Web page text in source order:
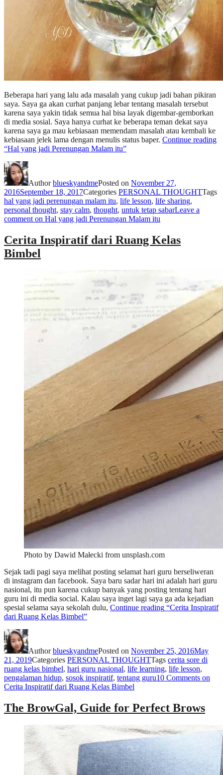
Beberapa hari yang lalu ada masalah yang cukup jadi bahan pikiran
saya. Saya ga akan curhat panjang lebar tentang masalah tersebut
karena saya yakin tidak semua hal bisa layak digembar-gemborkan
di media sosial. Saya hanya curhat ke beberapa teman dekat saya
karena saya ga mau kebiasaan memendam masalah atau kembali ke
kebiasaan jelek lama dengan menulis status baper. Continue reading
“Hal yang jadi Perenungan Malam itu”
AuthorblueskyandmePosted on November 27,
2016September 18, 2017Categories PERSONAL THOUGHTTags
hal yang jadi perenungan malam itu, life lesson, life sharing,
personal thought, stay calm, thought, untuk tetap sabarLeave a
comment on Hal yang jadi Perenungan Malam itu
Cerita Inspiratif dari Ruang Kelas
Bimbel
Photo by Dawid Małecki from unsplash.com
Sejak tadi pagi saya melihat posting selamat hari guru berseliweran
di instagram dan facebook. Saya baru sadar hari ini adalah hari guru
nasional, itu pun karena cukup banyak yang posting tentang hari
guru ini di media social. Kalau saya inget lagi saya ga ada kejadian
spesial selama saya sekolah dulu, Continue reading “Cerita Inspiratif
dari Ruang Kelas Bimbel”
AuthorblueskyandmePosted on November 25, 2016May
21, 2019Categories PERSONAL THOUGHTTags cerita sore di
ruang kelas bimbel, hari guru nasional, life learning, life lesson,
pengalaman hidup, sosok inspiratif, tentang guru10 Comments on
Cerita Inspiratif dari Ruang Kelas Bimbel
The BrowGal, Guide for Perfect Brows